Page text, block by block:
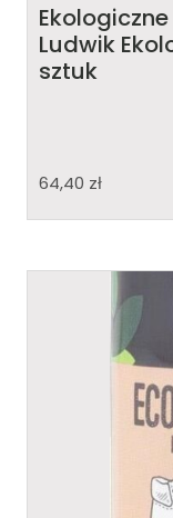
Ludwik
sztuk
64,40 zł